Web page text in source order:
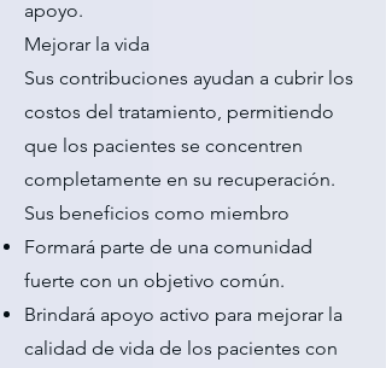
apoyo.
Mejorar la vida
Sus contribuciones ayudan a cubrir los
costos del tratamiento, permitiendo
que los pacientes se concentren
completamente en su recuperación.
Sus beneficios como miembro
Formará parte de una comunidad
fuerte con un objetivo común.
Brindará apoyo activo para mejorar la
calidad de vida de los pacientes con